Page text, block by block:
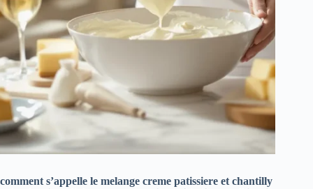
comment s’appelle le melange creme patissiere et chantilly